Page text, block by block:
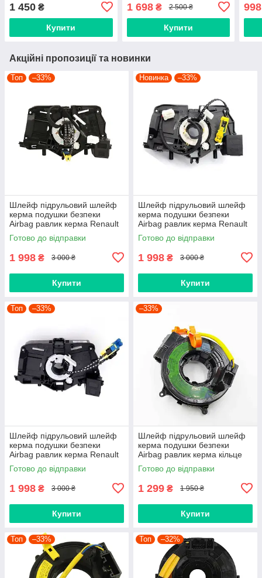
843060
1 450 ₴
Купити
Impreza Legacy Outback
XV 83196FJ010
1 698₴ 2 500 ₴
Купити
998
Акційні пропозиції та новинки
Топ –33%
Шлейф підрульовий шлейф
керма подушки безпеки
Airbag равлик керма Renault
Logan 2, Sandero 2, Duster,
Dokker, Trafic, 255678729R
Готово до відправки
1 998 ₴ 3 000 ₴
Купити
Новинка –33%
Шлейф підрульовий шлейф
керма подушки безпеки
Airbag равлик керма Renault
Duster, Logan 2 II, Sandero II,
Lodgy, Dokker 255671336R
Готово до відправки
1 998 ₴ 3 000 ₴
Купити
Топ –33%
Шлейф підрульовий шлейф
керма подушки безпеки
Airbag равлик керма Renault
Duster, Logan 2 II, Sandero II,
Lodgy, Dokker 255673295R
Готово до відправки
1 998 ₴ 3 000 ₴
Купити
–33%
Шлейф підрульовий шлейф
керма подушки безпеки
Airbag равлик керма кільце
TOYOTA Land Cruiser
8430633090 84306-33090
Готово до відправки
1 299 ₴ 1 950 ₴
Купити
Топ –33% Топ –32%